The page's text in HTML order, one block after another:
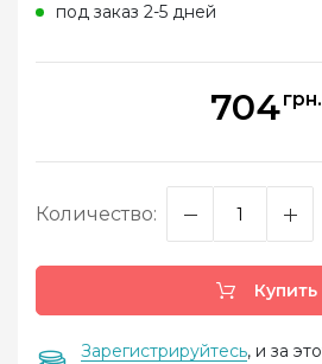
под заказ 2-5 дней
704грн.
Количество:
Купить
Зарегистрируйтесь, и за